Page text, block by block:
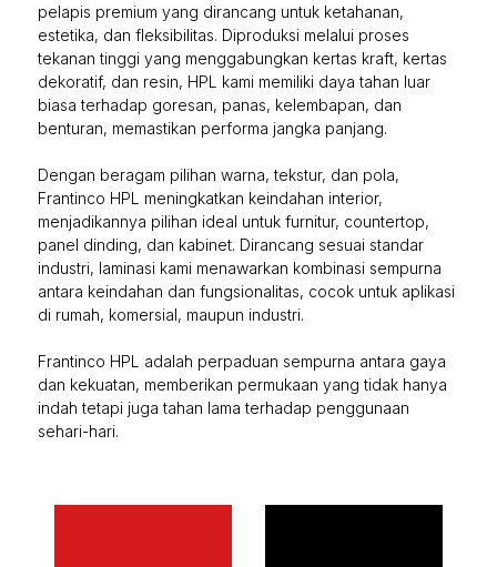
pelapis premium yang dirancang untuk ketahanan,
estetika, dan fleksibilitas. Diproduksi melalui proses
tekanan tinggi yang menggabungkan kertas kraft, kertas
dekoratif, dan resin, HPL kami memiliki daya tahan luar
biasa terhadap goresan, panas, kelembapan, dan
benturan, memastikan performa jangka panjang.
Dengan beragam pilihan warna, tekstur, dan pola,
Frantinco HPL meningkatkan keindahan interior,
menjadikannya pilihan ideal untuk furnitur, countertop,
panel dinding, dan kabinet. Dirancang sesuai standar
industri, laminasi kami menawarkan kombinasi sempurna
antara keindahan dan fungsionalitas, cocok untuk aplikasi
di rumah, komersial, maupun industri.
Frantinco HPL adalah perpaduan sempurna antara gaya
dan kekuatan, memberikan permukaan yang tidak hanya
indah tetapi juga tahan lama terhadap penggunaan
sehari-hari.